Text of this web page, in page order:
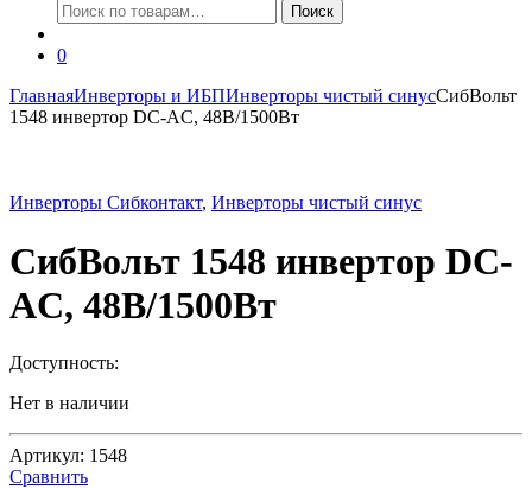
Искать: Поиск
0
ГлавнаяИнверторы и ИБПИнверторы чистый синусСибВольт
1548 инвертор DC-AC, 48В/1500Вт
Инверторы Сибконтакт, Инверторы чистый синус
СибВольт 1548 инвертор DC-
AC, 48В/1500Вт
Доступность:
Нет в наличии
Артикул: 1548
Сравнить